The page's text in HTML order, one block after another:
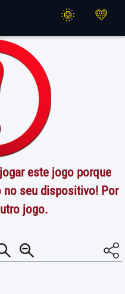
este jogo porque
no seu dispositivo! Por
jogo.